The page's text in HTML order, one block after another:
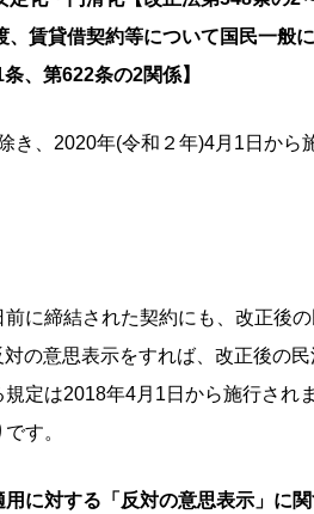
、賃貸借契約等について国民一般
、第622条の2関係】
き、2020年(令和２年)4月1日から
に締結された契約にも、改正後
の意思表示をすれば、改正後の
定は2018年4月1日から施行され
す。
に対する「反対の意思表示」に